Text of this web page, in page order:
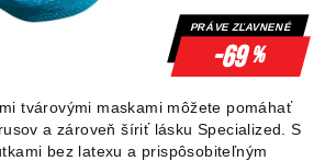
tvárovými maskami môžete pomáhať
a zároveň šíriť lásku Specialized.
S
bez latexu a prispôsobiteľným
PRÁVE ZĽAVNENÉ
-69%